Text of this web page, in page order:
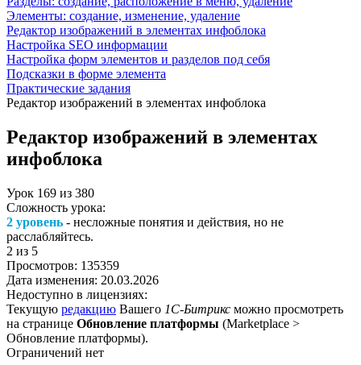
Элементы: создание, изменение, удаление
Редактор изображений в элементах инфоблока
Настройка SEO информации
Настройка форм элементов и разделов под себя
Подсказки в форме элемента
Практические задания
Редактор изображений в элементах инфоблока
Редактор изображений в элементах
инфоблока
Урок 169 из 380
Сложность урока:
2 уровень - несложные понятия и действия, но не
расслабляйтесь.
2 из 5
Просмотров: 135359
Дата изменения: 20.03.2026
Недоступно в лицензиях:
Текущую редакцию Вашего 1С-Битрикс можно просмотреть
на странице Обновление платформы (Marketplace >
Обновление платформы).
Ограничений нет